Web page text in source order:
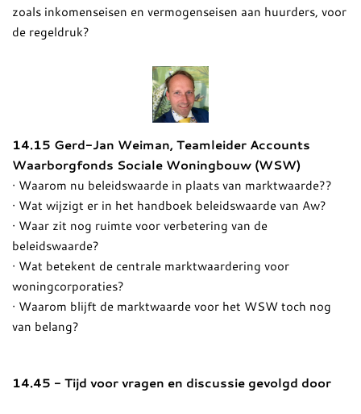
zoals inkomenseisen en vermogenseisen aan huurders, voor
de regeldruk?
14.15 Gerd-Jan Weiman, Teamleider Accounts
Waarborgfonds Sociale Woningbouw (WSW)
· Waarom nu beleidswaarde in plaats van marktwaarde??
· Wat wijzigt er in het handboek beleidswaarde van Aw?
· Waar zit nog ruimte voor verbetering van de
beleidswaarde?
· Wat betekent de centrale marktwaardering voor
woningcorporaties?
· Waarom blijft de marktwaarde voor het WSW toch nog
van belang?
14.45 - Tijd voor vragen en discussie gevolgd door